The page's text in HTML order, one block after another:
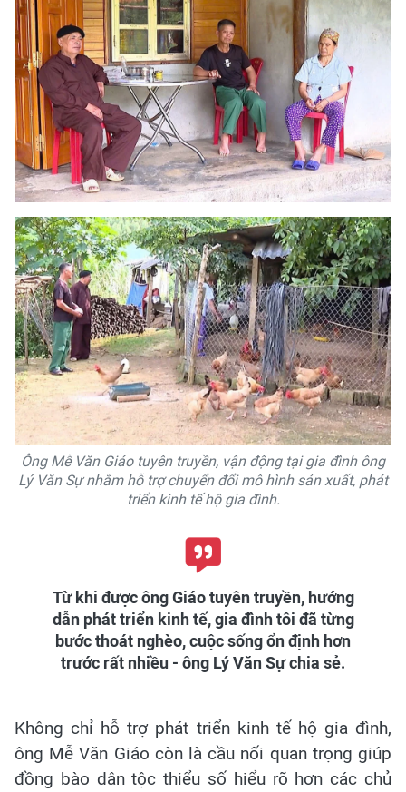
Ông Mễ Văn Giáo tuyên truyền, vận động tại gia đình ông
Lý Văn Sự nhằm hỗ trợ chuyển đổi mô hình sản xuất, phát
triển kinh tế hộ gia đình.
Từ khi được ông Giáo tuyên truyền, hướng
dẫn phát triển kinh tế, gia đình tôi đã từng
bước thoát nghèo, cuộc sống ổn định hơn
trước rất nhiều - ông Lý Văn Sự chia sẻ.
Không chỉ hỗ trợ phát triển kinh tế hộ gia đình,
ông Mễ Văn Giáo còn là cầu nối quan trọng giúp
đồng bào dân tộc thiểu số hiểu rõ hơn các chủ